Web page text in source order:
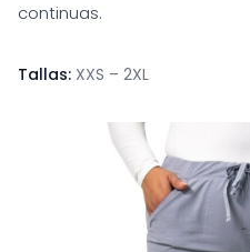
continuas.
Tallas: XXS – 2XL